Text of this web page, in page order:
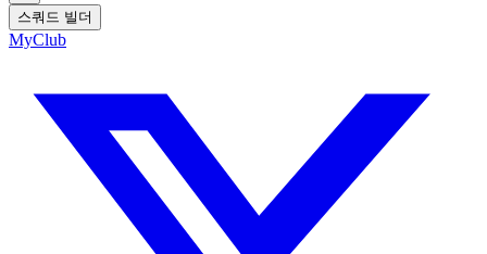
스쿼드 빌더
MyClub